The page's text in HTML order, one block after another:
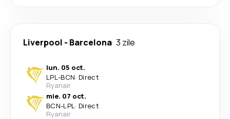
Liverpool - Barcelona 3 zile
lun. 05 oct.
LPL-BCN· Direct
Ryanair
mie. 07 oct.
BCN-LPL· Direct
Ryanair